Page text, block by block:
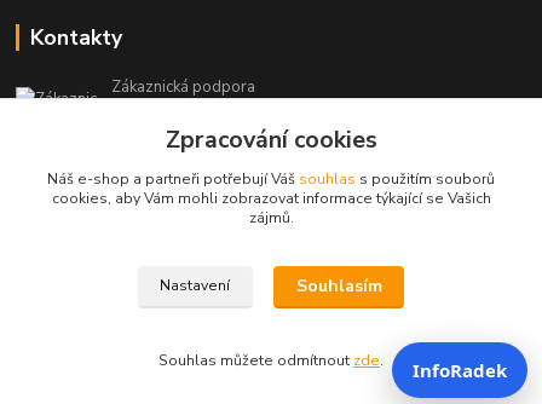
Kontakty
Zákaznická podpora
(Po-Pá, 9-19 hod.)
info@infoproinfo.cz
RadovanCZ 2023-25
Eshop-rychle.cz
Zpracování cookies
Náš e-shop a partneři potřebují Váš souhlas s použitím souborů
cookies, aby Vám mohli zobrazovat informace týkající se Vašich
zájmů.
Nastavení Souhlasím
Souhlas můžete odmítnout zde. InfoRadek